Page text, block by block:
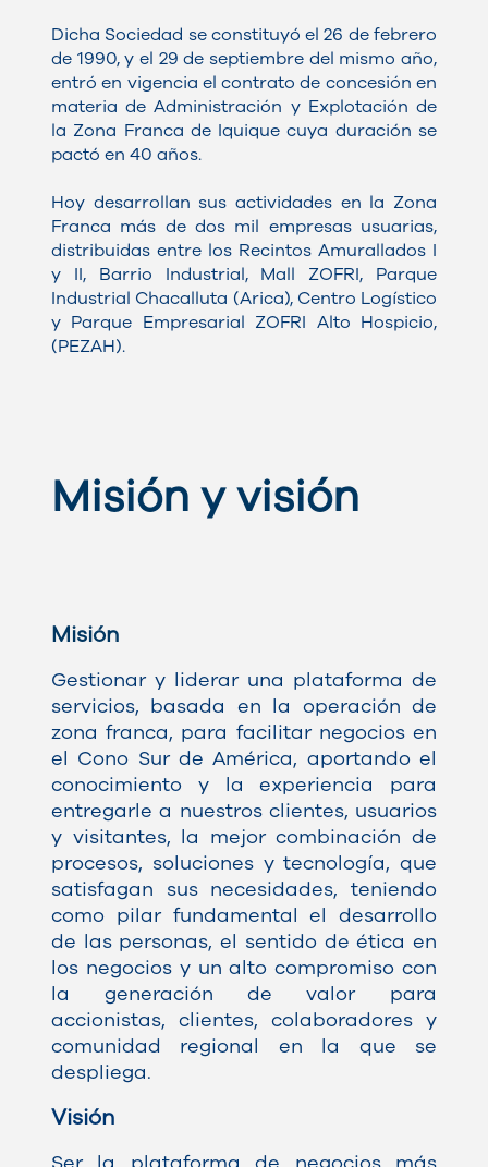
Dicha Sociedad se constituyó el 26 de febrero
de 1990, y el 29 de septiembre del mismo año,
entró en vigencia el contrato de concesión en
materia de Administración y Explotación de
la Zona Franca de Iquique cuya duración se
pactó en 40 años.
Hoy desarrollan sus actividades en la Zona
Franca más de dos mil empresas usuarias,
distribuidas entre los Recintos Amurallados I
y II, Barrio Industrial, Mall ZOFRI, Parque
Industrial Chacalluta (Arica), Centro Logístico
y Parque Empresarial ZOFRI Alto Hospicio,
(PEZAH).
Misión y visión
Misión
Gestionar y liderar una plataforma de
servicios, basada en la operación de
zona franca, para facilitar negocios en
el Cono Sur de América, aportando el
conocimiento y la experiencia para
entregarle a nuestros clientes, usuarios
y visitantes, la mejor combinación de
procesos, soluciones y tecnología, que
satisfagan sus necesidades, teniendo
como pilar fundamental el desarrollo
de las personas, el sentido de ética en
los negocios y un alto compromiso con
la generación de valor para
accionistas, clientes, colaboradores y
comunidad regional en la que se
despliega.
Visión